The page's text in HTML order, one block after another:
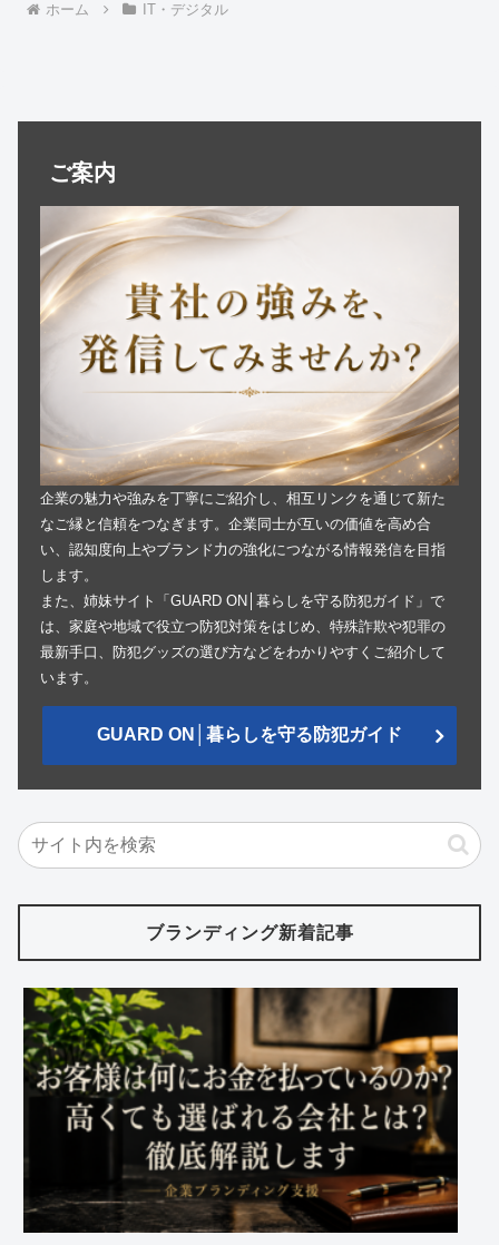
ホーム IT・デジタル
ご案内
企業の魅力や強みを丁寧にご紹介し、相互リンクを通じて新た
なご縁と信頼をつなぎます。企業同士が互いの価値を高め合
い、認知度向上やブランド力の強化につながる情報発信を目指
します。
また、姉妹サイト「GUARD ON│暮らしを守る防犯ガイド」で
は、家庭や地域で役立つ防犯対策をはじめ、特殊詐欺や犯罪の
最新手口、防犯グッズの選び方などをわかりやすくご紹介して
います。
GUARD ON│暮らしを守る防犯ガイド
ブランディング新着記事